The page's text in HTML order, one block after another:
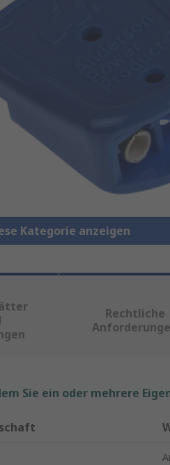
Kategorie anzeigen
Rechtliche
Sie ein oder mehrere